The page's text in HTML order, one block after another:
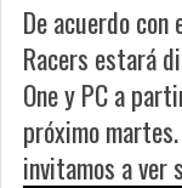
De acuerdo
Racers estará
One y PC a
próximo
invitamos a ver